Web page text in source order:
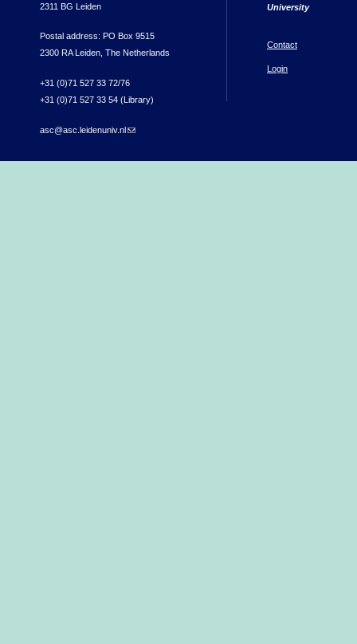
2311 BG Leiden
Postal address: PO Box 9515
2300 RA Leiden, The Netherlands
+31 (0)71 527 33 72/76
+31 (0)71 527 33 54 (Library)
asc@asc.leidenuniv.nl(link sends e-mail)
University
Contact
Login